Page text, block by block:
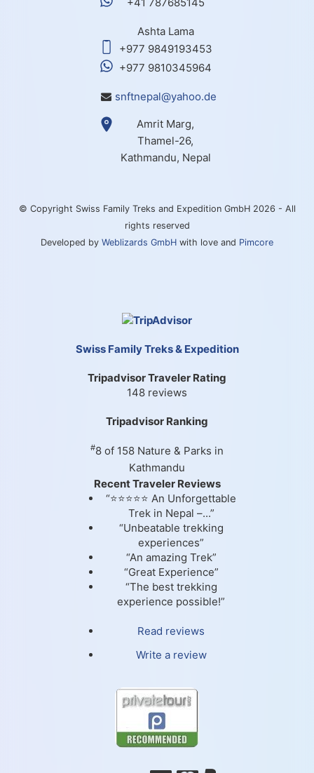
Ashta Lama
+977 9849193453
+977 9810345964
snftnepal@yahoo.de
Amrit Marg,
Thamel-26,
Kathmandu, Nepal
© Copyright Swiss Family Treks and Expedition GmbH 2026 - All
rights reserved
Developed by Weblizards GmbH with love and Pimcore
Swiss Family Treks & Expedition
Tripadvisor Traveler Rating
148 reviews
Tripadvisor Ranking
#8 of 158 Nature & Parks in
Kathmandu
Recent Traveler Reviews
“⭐⭐⭐⭐⭐ An Unforgettable
Trek in Nepal –...”
“Unbeatable trekking
experiences”
“An amazing Trek”
“Great Experience”
“The best trekking
experience possible!”
Read reviews
Write a review